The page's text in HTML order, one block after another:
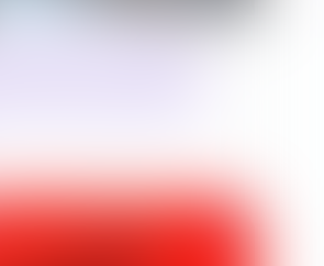
relatif à la mise en
L523-3 du Code de
cause d’utilité